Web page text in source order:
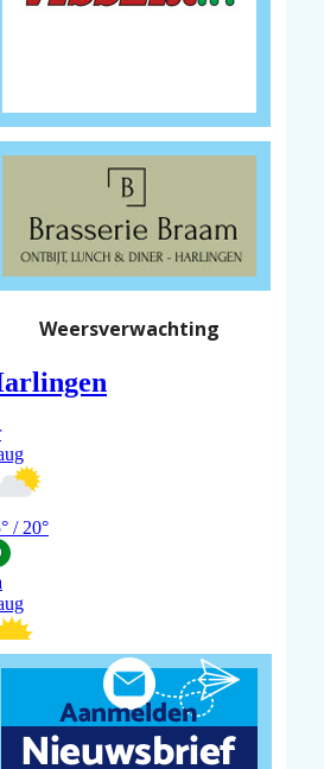
Weersverwachting